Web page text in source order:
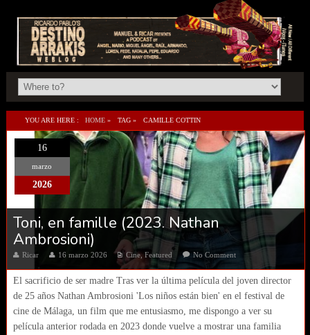
YOU ARE HERE : HOME » TAG » CAMILLE COTTIN
16
marzo
2026
Toni, en famille (2023. Nathan
Ambrosioni)
Ricar 16 marzo 2026 Cine,Featured No Comment
El sacrificio de ser madre Tras ver la última película del joven director
de 25 años Nathan Ambrosioni 'Los niños están bien' en el festival de
cine de Málaga, un film que me entusiasmo, me dispongo a ver su
película anterior rodada en 2023 donde vuelve a mostrar una familia